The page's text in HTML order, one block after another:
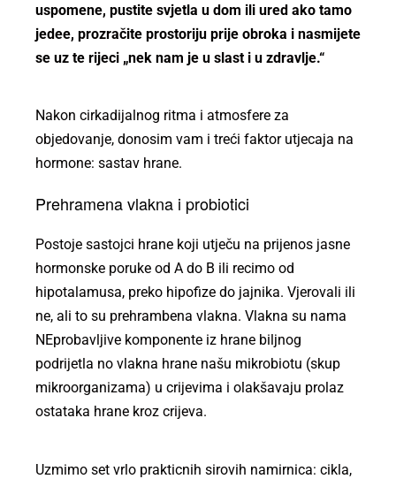
uspomene, pustite svjetla u dom ili ured ako tamo
jedee, prozračite prostoriju prije obroka i nasmijete
se uz te rijeci „nek nam je u slast i u zdravlje.“
Nakon cirkadijalnog ritma i atmosfere za
objedovanje, donosim vam i treći faktor utjecaja na
hormone: sastav hrane.
Prehramena vlakna i probiotici
Postoje sastojci hrane koji utječu na prijenos jasne
hormonske poruke od A do B ili recimo od
hipotalamusa, preko hipofize do jajnika. Vjerovali ili
ne, ali to su prehrambena vlakna. Vlakna su nama
NEprobavljive komponente iz hrane biljnog
podrijetla no vlakna hrane našu mikrobiotu (skup
mikroorganizama) u crijevima i olakšavaju prolaz
ostataka hrane kroz crijeva.
Uzmimo set vrlo prakticnih sirovih namirnica: cikla,